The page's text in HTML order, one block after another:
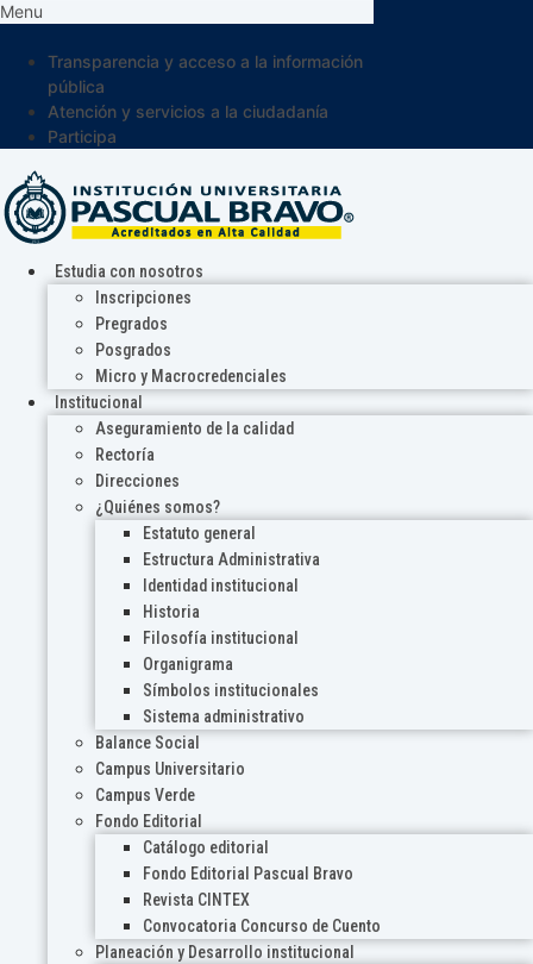
Menu
Transparencia y acceso a la información
pública
Atención y servicios a la ciudadanía
Participa
Estudia con nosotros
Inscripciones
Pregrados
Posgrados
Micro y Macrocredenciales
Institucional
Aseguramiento de la calidad
Rectoría
Direcciones
¿Quiénes somos?
Estatuto general
Estructura Administrativa
Identidad institucional
Historia
Filosofía institucional
Organigrama
Símbolos institucionales
Sistema administrativo
Balance Social
Campus Universitario
Campus Verde
Fondo Editorial
Catálogo editorial
Fondo Editorial Pascual Bravo
Revista CINTEX
Convocatoria Concurso de Cuento
Planeación y Desarrollo institucional